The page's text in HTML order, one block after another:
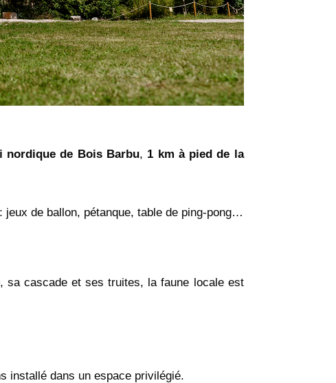
nordique de Bois Barbu, 1 km à pied de la
de ballon, pétanque, table de ping-pong…
cascade et ses truites, la faune locale est
installé dans un espace privilégié.